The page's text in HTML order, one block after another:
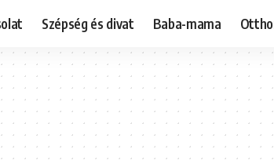
Szépség és divat Baba-mama